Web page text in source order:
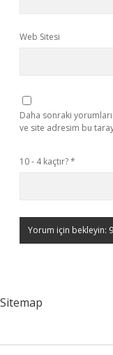
Web Sitesi
Daha sonraki
ve site adresim bu
10 - 4 kaçtır?*
Sitemap